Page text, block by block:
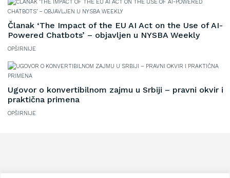
Članak ‘The Impact of the EU AI Act on the Use of AI-
Powered Chatbots’ – objavljen u NYSBA Weekly
OPŠIRNIJE
Ugovor o konvertibilnom zajmu u Srbiji – pravni okvir i
praktična primena
OPŠIRNIJE